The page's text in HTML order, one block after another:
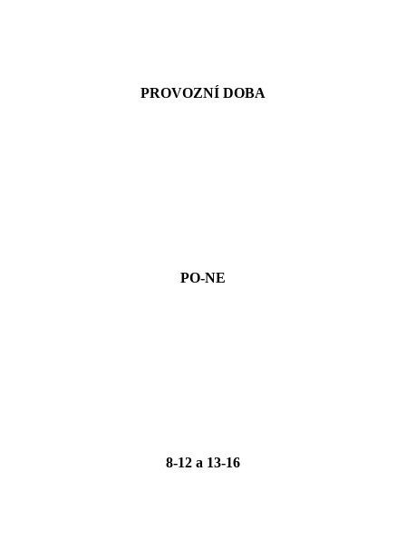
PROVOZNÍ DOBA
PO-NE
8-12 a 13-16